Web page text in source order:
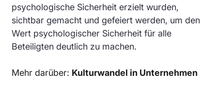
psychologische Sicherheit erzielt wurden,
sichtbar gemacht und gefeiert werden, um den
Wert psychologischer Sicherheit für alle
Beteiligten deutlich zu machen.
Mehr darüber: Kulturwandel in Unternehmen